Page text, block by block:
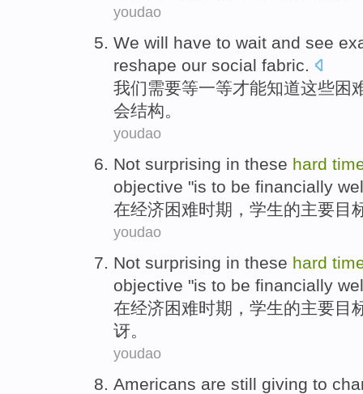
youdao
We will have to wait and see
reshape our social fabric.
我们需要等一等才能知道这些困
会结构。
youdao
Not surprising in these hard
objective "is to be financially
在经济困难时期 ， 学生的主要目
youdao
Not surprising in these hard
objective "is to be financially
在经济困难时期 ， 学生的主要目
讶。
youdao
Americans are still giving to